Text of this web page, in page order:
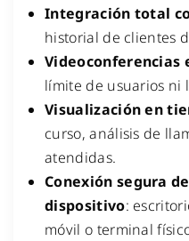
Integración total
historial de clientes
Videoconferencias
límite de usuarios ni
Visualización en
curso, análisis de
atendidas.
Conexión segura
dispositivo:
móvil o terminal